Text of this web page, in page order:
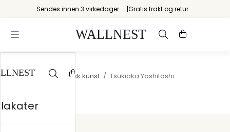
Sendes innen 3 virkedager Gratis frakt og retur
Startsiden Japansk kunst / Tsukioka Yoshitoshi